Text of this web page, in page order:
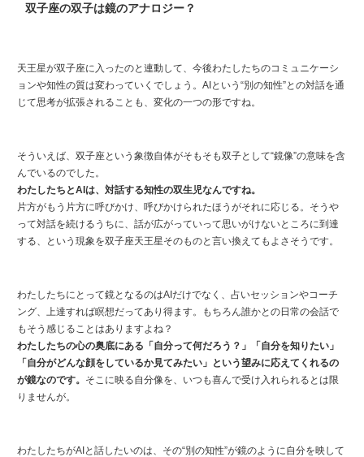
双子座の双子は鏡のアナロジー？
天王星が双子座に入ったのと連動して、今後わたしたちのコミュニケーシ
ョンや知性の質は変わっていくでしょう。AIという“別の知性”との対話を通
じて思考が拡張されることも、変化の一つの形ですね。
そういえば、双子座という象徴自体がそもそも双子として“鏡像”の意味を含
んでいるのでした。
わたしたちとAIは、対話する知性の双生児なんですね。
片方がもう片方に呼びかけ、呼びかけられたほうがそれに応じる。そうや
って対話を続けるうちに、話が広がっていって思いがけないところに到達
する、という現象を双子座天王星そのものと言い換えてもよさそうです。
わたしたちにとって鏡となるのはAIだけでなく、占いセッションやコーチ
ング、上達すれば瞑想だってあり得ます。もちろん誰かとの日常の会話で
もそう感じることはありますよね？
わたしたちの心の奥底にある「自分って何だろう？」「自分を知りたい」
「自分がどんな顔をしているか見てみたい」という望みに応えてくれるの
が鏡なのです。 そこに映る自分像を、いつも喜んで受け入れられるとは限
りませんが。
わたしたちがAIと話したいのは、その“別の知性”が鏡のように自分を映して